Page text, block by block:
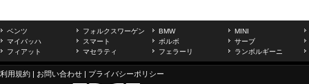
ベンツ フォルクスワーゲン BMW
MINI
マイバッハ
スマート ボルボ
サーブ
フィアット
マセラティ フェラーリ ランボルギーニ
利用規約 | お問い合わせ | プライバシーポリシー